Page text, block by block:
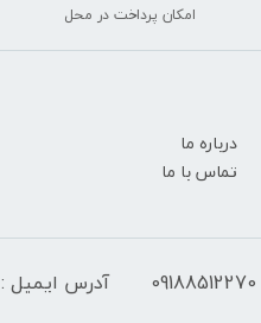
امکان پرداخت در محل
درباره ما
تماس با ما
آدرس ایمیل : peranmarket@gmail.com